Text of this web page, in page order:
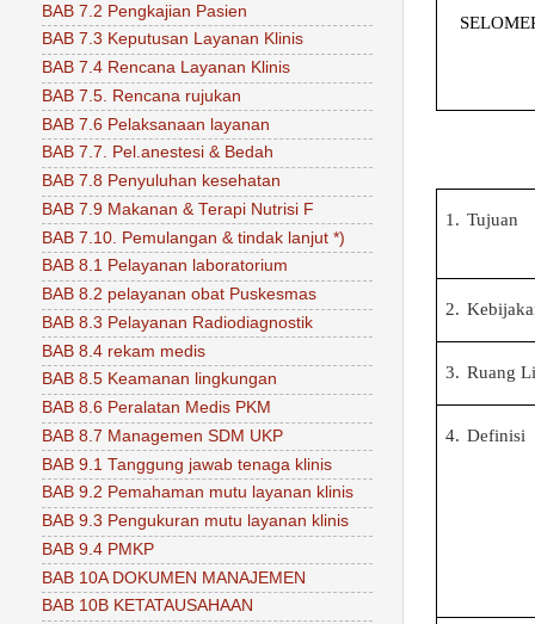
1. Tujuan
2.
3. Ruang
4. Definisi
BAB 7.2 Pengkajian Pasien
BAB 7.3 Keputusan Layanan Klinis
BAB 7.4 Rencana Layanan Klinis
BAB 7.5. Rencana rujukan
BAB 7.6 Pelaksanaan layanan
BAB 7.7. Pel.anestesi & Bedah
BAB 7.8 Penyuluhan kesehatan
BAB 7.9 Makanan & Terapi Nutrisi F
BAB 7.10. Pemulangan & tindak lanjut *)
BAB 8.1 Pelayanan laboratorium
BAB 8.2 pelayanan obat Puskesmas
BAB 8.3 Pelayanan Radiodiagnostik
BAB 8.4 rekam medis
BAB 8.5 Keamanan lingkungan
BAB 8.6 Peralatan Medis PKM
BAB 8.7 Managemen SDM UKP
BAB 9.1 Tanggung jawab tenaga klinis
BAB 9.2 Pemahaman mutu layanan klinis
BAB 9.3 Pengukuran mutu layanan klinis
BAB 9.4 PMKP
BAB 10A DOKUMEN MANAJEMEN
BAB 10B KETATAUSAHAAN